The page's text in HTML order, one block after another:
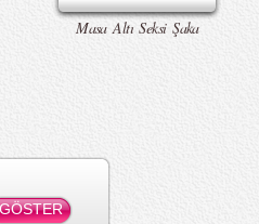
Masa Altı Seksi Şaka